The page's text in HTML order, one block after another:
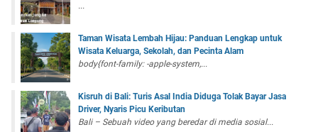
...
Taman Wisata Lembah Hijau: Panduan Lengkap untuk
Wisata Keluarga, Sekolah, dan Pecinta Alam
body{font-family: -apple-system,...
Kisruh di Bali: Turis Asal India Diduga Tolak Bayar Jasa
Driver, Nyaris Picu Keributan
Bali – Sebuah video yang beredar di media sosial...